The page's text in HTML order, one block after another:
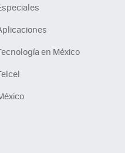
en México